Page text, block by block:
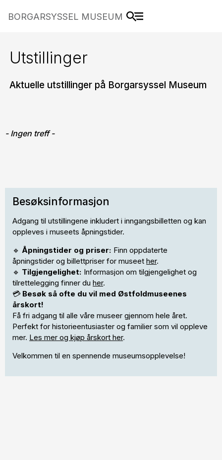
BORGARSYSSEL MUSEUM
Utstillinger
Aktuelle utstillinger på Borgarsyssel Museum
- Ingen treff -
Besøksinformasjon
Adgang til utstillingene inkludert i inngangsbilletten og kan
oppleves i museets åpningstider.
🔹Åpningstider og priser: Finn oppdaterte
åpningstider og billettpriser for museether.
🔹 Tilgjengelighet: Informasjon om tilgjengelighet og
tilrettelegging finner duher.
💳 Besøk så ofte du vil med Østfoldmuseenes
årskort!
Få fri adgang til alle våre museer gjennom hele året.
Perfekt for historieentusiaster og familier som vil oppleve
mer. Les mer og kjøp årskort her.
Velkommen til en spennende museumsopplevelse!